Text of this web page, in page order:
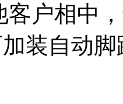
客户相中
装自动